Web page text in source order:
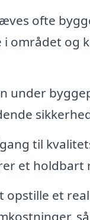
ofte
området og
under
til
et holdbart
opstille et